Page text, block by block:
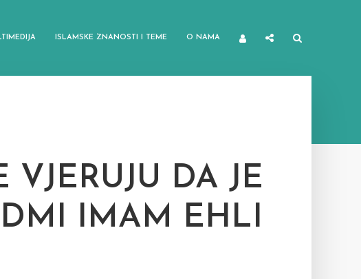
ISLAMSKE ZNANOSTI I TEME O NAMA
DA JE
IMAM EHLI